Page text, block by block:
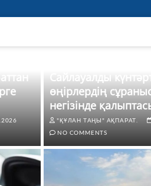
Сайлауалды
өңірлердің
негізінде
"ҚҰЛАН ТАҢЫ" АҚПАРАТ.
NO COMMENTS